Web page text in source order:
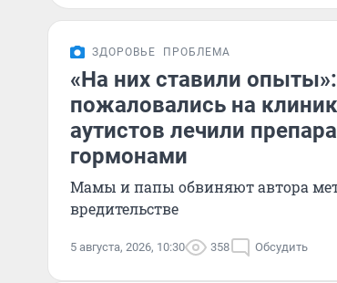
ЗДОРОВЬЕ ПРОБЛЕМА
«На них ставили
пожаловались на
аутистов лечили
гормонами
Мамы и папы обвиняют автора
вредительстве
5 августа, 2026, 10:30 358 Обсудить